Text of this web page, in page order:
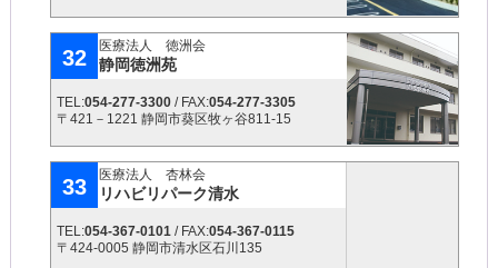
32 医療法人 徳洲会
静岡徳洲苑
TEL:054-277-3300/ FAX:054-277-3305
〒421－1221 静岡市葵区牧ヶ谷811-15
33 医療法人 杏林会
リハビリパーク清水
TEL:054-367-0101/ FAX:054-367-0115
〒424-0005 静岡市清水区石川135